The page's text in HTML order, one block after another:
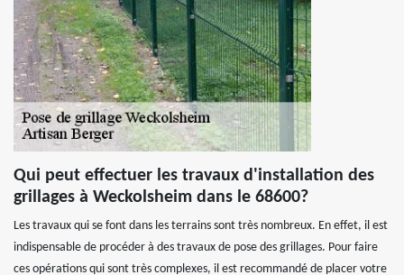
Qui peut effectuer les travaux d'installation des
grillages à Weckolsheim dans le 68600?
Les travaux qui se font dans les terrains sont très nombreux. En effet, il est
indispensable de procéder à des travaux de pose des grillages. Pour faire
ces opérations qui sont très complexes, il est recommandé de placer votre